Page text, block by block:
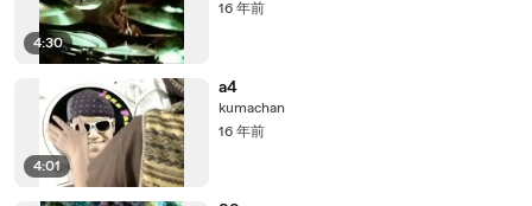
4:30
16 年前
4:01
a4
kumachan
16 年前